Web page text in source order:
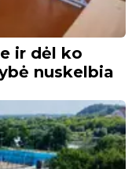
ir dėl ko
nuskelbia